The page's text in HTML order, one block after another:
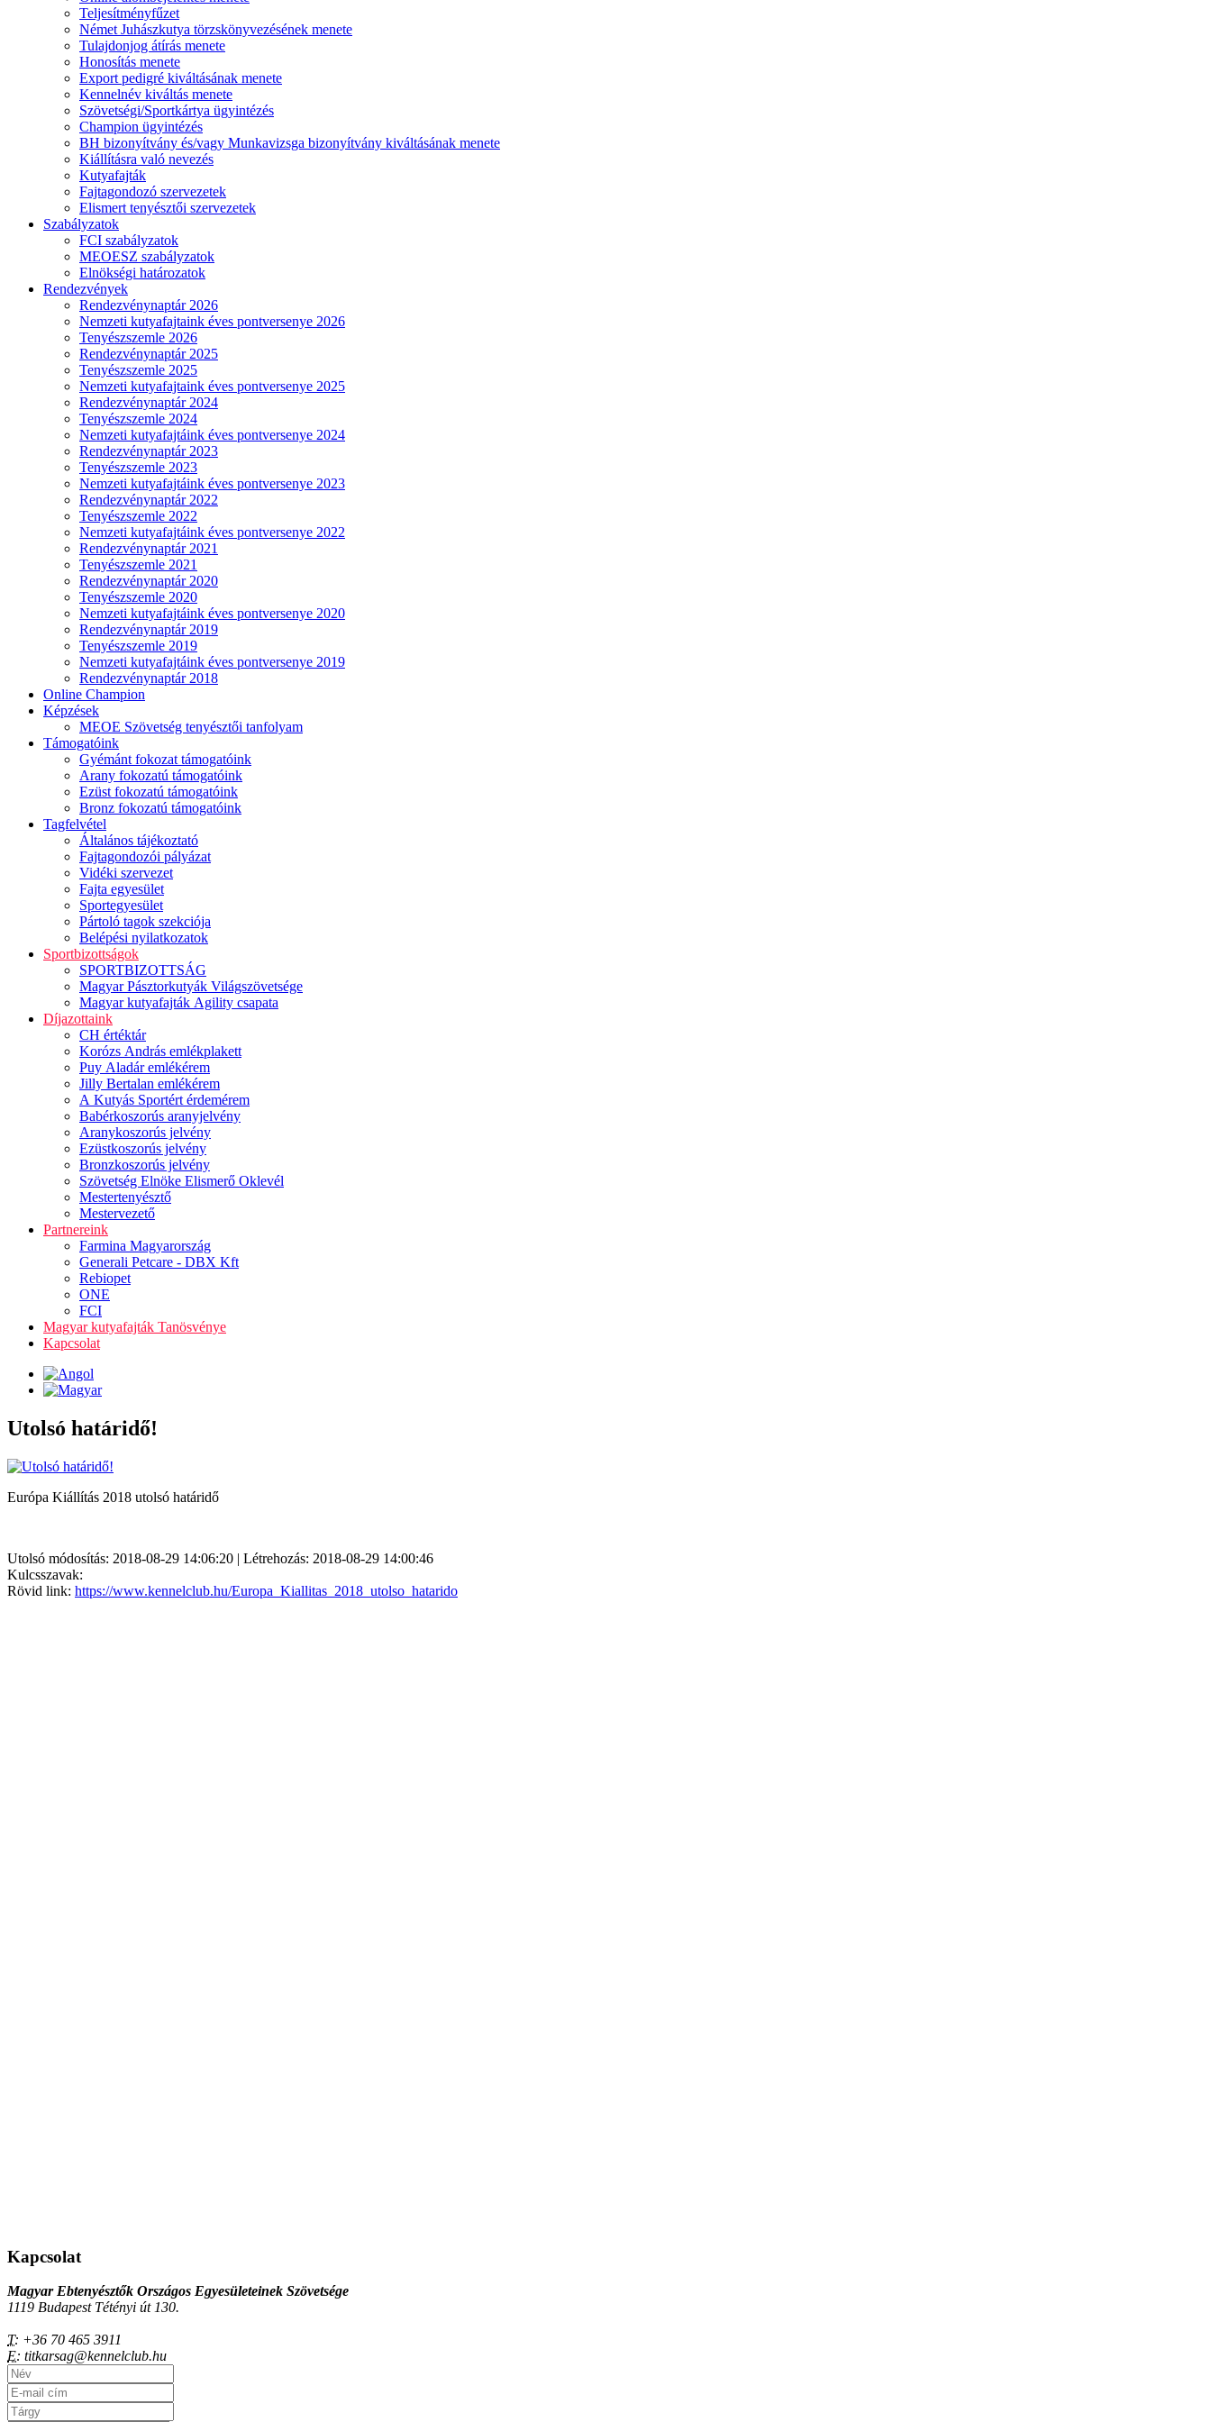
Teljesítményfűzet
Német Juhászkutya törzskönyvezésének menete
Tulajdonjog átírás menete
Honosítás menete
Export pedigré kiváltásának menete
Kennelnév kiváltás menete
Szövetségi/Sportkártya ügyintézés
Champion ügyintézés
BH bizonyítvány és/vagy Munkavizsga bizonyítvány kiváltásának menete
Kiállításra való nevezés
Kutyafajták
Fajtagondozó szervezetek
Elismert tenyésztői szervezetek
Szabályzatok
FCI szabályzatok
MEOESZ szabályzatok
Elnökségi határozatok
Rendezvények
Rendezvénynaptár 2026
Nemzeti kutyafajtaink éves pontversenye 2026
Tenyészszemle 2026
Rendezvénynaptár 2025
Tenyészszemle 2025
Nemzeti kutyafajtaink éves pontversenye 2025
Rendezvénynaptár 2024
Tenyészszemle 2024
Nemzeti kutyafajtáink éves pontversenye 2024
Rendezvénynaptár 2023
Tenyészszemle 2023
Nemzeti kutyafajtáink éves pontversenye 2023
Rendezvénynaptár 2022
Tenyészszemle 2022
Nemzeti kutyafajtáink éves pontversenye 2022
Rendezvénynaptár 2021
Tenyészszemle 2021
Rendezvénynaptár 2020
Tenyészszemle 2020
Nemzeti kutyafajtáink éves pontversenye 2020
Rendezvénynaptár 2019
Tenyészszemle 2019
Nemzeti kutyafajtáink éves pontversenye 2019
Rendezvénynaptár 2018
Online Champion
Képzések
MEOE Szövetség tenyésztői tanfolyam
Támogatóink
Gyémánt fokozat támogatóink
Arany fokozatú támogatóink
Ezüst fokozatú támogatóink
Bronz fokozatú támogatóink
Tagfelvétel
Általános tájékoztató
Fajtagondozói pályázat
Vidéki szervezet
Fajta egyesület
Sportegyesület
Pártoló tagok szekciója
Belépési nyilatkozatok
Sportbizottságok
SPORTBIZOTTSÁG
Magyar Pásztorkutyák Világszövetsége
Magyar kutyafajták Agility csapata
Díjazottaink
CH értéktár
Korózs András emlékplakett
Puy Aladár emlékérem
Jilly Bertalan emlékérem
A Kutyás Sportért érdemérem
Babérkoszorús aranyjelvény
Aranykoszorús jelvény
Ezüstkoszorús jelvény
Bronzkoszorús jelvény
Szövetség Elnöke Elismerő Oklevél
Mestertenyésztő
Mestervezető
Partnereink
Farmina Magyarország
Generali Petcare - DBX Kft
Rebiopet
ONE
FCI
Magyar kutyafajták Tanösvénye
Kapcsolat
Utolsó határidő!
Európa Kiállítás 2018 utolsó határidő
Utolsó módosítás: 2018-08-29 14:06:20 | Létrehozás: 2018-08-29 14:00:46
Kulcsszavak:
Rövid link: https://www.kennelclub.hu/Europa_Kiallitas_2018_utolso_hatarido
Kapcsolat
Magyar Ebtenyésztők Országos Egyesületeinek Szövetsége
1119 Budapest Tétényi út 130.
T: +36 70 465 3911
E: titkarsag@kennelclub.hu